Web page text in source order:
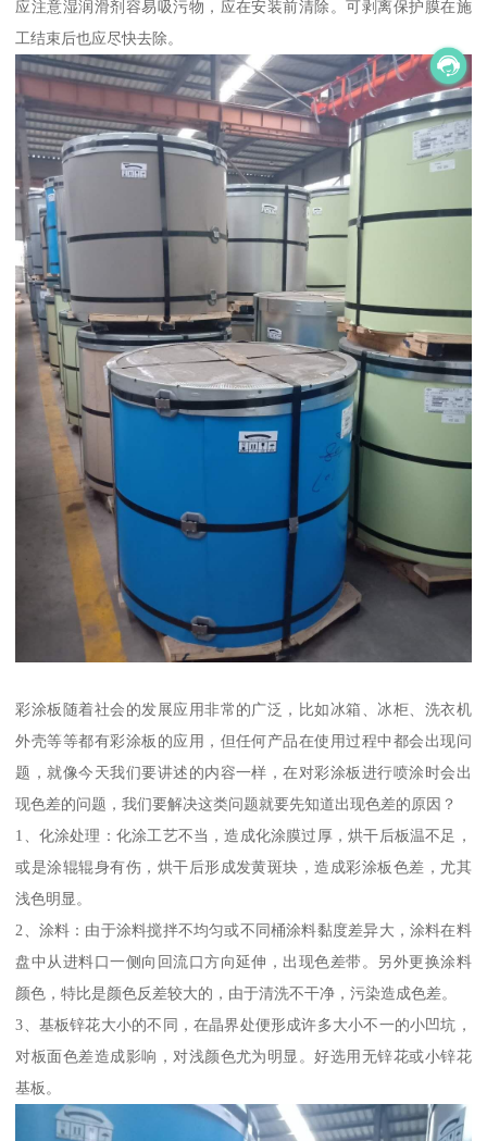
应注意湿润滑剂容易吸污物，应在安装前清除。可剥离保护膜在施
工结束后也应尽快去除。
彩涂板随着社会的发展应用非常的广泛，比如冰箱、冰柜、洗衣机
外壳等等都有彩涂板的应用，但任何产品在使用过程中都会出现问
题，就像今天我们要讲述的内容一样，在对彩涂板进行喷涂时会出
现色差的问题，我们要解决这类问题就要先知道出现色差的原因？
1、化涂处理：化涂工艺不当，造成化涂膜过厚，烘干后板温不足，
或是涂辊辊身有伤，烘干后形成发黄斑块，造成彩涂板色差，尤其
浅色明显。
2、涂料：由于涂料搅拌不均匀或不同桶涂料黏度差异大，涂料在料
盘中从进料口一侧向回流口方向延伸，出现色差带。另外更换涂料
颜色，特比是颜色反差较大的，由于清洗不干净，污染造成色差。
3、基板锌花大小的不同，在晶界处便形成许多大小不一的小凹坑，
对板面色差造成影响，对浅颜色尤为明显。好选用无锌花或小锌花
基板。